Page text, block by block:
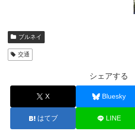
ブルネイ
交通
シェアする
X Bluesky
はてブ LINE